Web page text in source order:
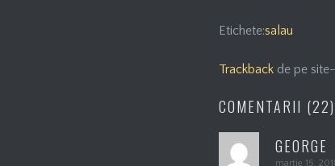
Etichete:salau
Trackbackde pe
COMENTARII (22)
GEORGE
martie 15,